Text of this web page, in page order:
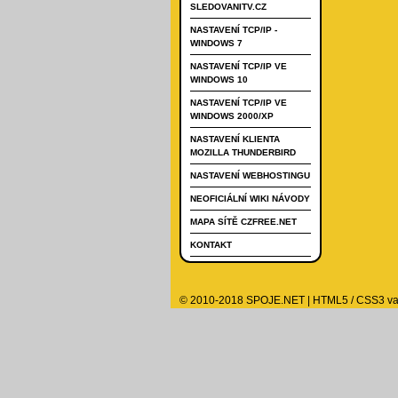
SLEDOVANITV.CZ
NASTAVENÍ TCP/IP -
WINDOWS 7
NASTAVENÍ TCP/IP VE
WINDOWS 10
NASTAVENÍ TCP/IP VE
WINDOWS 2000/XP
NASTAVENÍ KLIENTA
MOZILLA THUNDERBIRD
NASTAVENÍ WEBHOSTINGU
NEOFICIÁLNÍ WIKI NÁVODY
MAPA SÍTĚ CZFREE.NET
KONTAKT
© 2010-2018 SPOJE.NET HTML5 /CSS3